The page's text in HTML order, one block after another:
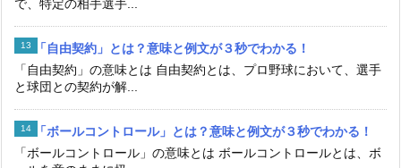
で、特定の相手選手...
「自由契約」とは？意味と例文が３秒でわかる！
「自由契約」の意味とは 自由契約とは、プロ野球において、選手
と球団との契約が解...
「ボールコントロール」とは？意味と例文が３秒でわかる！
「ボールコントロール」の意味とは ボールコントロールとは、ボ